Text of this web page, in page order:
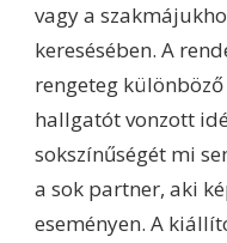
vagy a
keresésében. A
rengeteg
hallgatót vonzott
sokszínűségét mi
a sok partner, aki
eseményen. A